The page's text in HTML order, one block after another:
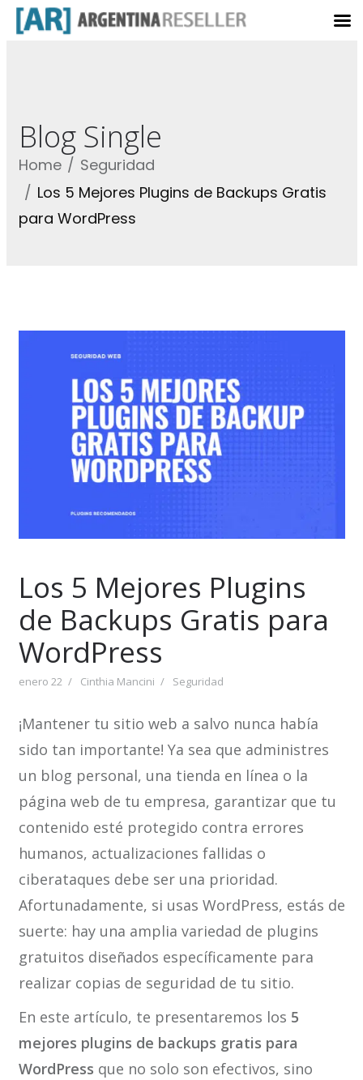
Blog Single
Home
Seguridad
Los 5 Mejores Plugins de Backups Gratis
para WordPress
Los 5 Mejores Plugins
de Backups Gratis para
WordPress
enero 22 Cinthia Mancini Seguridad
¡Mantener tu sitio web a salvo nunca había
sido tan importante! Ya sea que administres
un blog personal, una tienda en línea o la
página web de tu empresa, garantizar que tu
contenido esté protegido contra errores
humanos, actualizaciones fallidas o
ciberataques debe ser una prioridad.
Afortunadamente, si usas WordPress, estás de
suerte: hay una amplia variedad de plugins
gratuitos diseñados específicamente para
realizar copias de seguridad de tu sitio.
En este artículo, te presentaremos los 5
mejores plugins de backups gratis para
WordPress que no solo son efectivos, sino